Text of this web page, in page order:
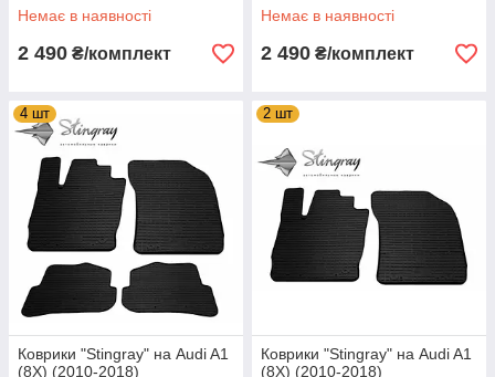
Немає в наявності
2 490 ₴/комплект
Немає в наявності
2 490 ₴/комплект
4 шт
Коврики "Stingray" на Audi A1
(8X) (2010-2018)
2 шт
Коврики "Stingray" на Audi A1
(8X) (2010-2018)